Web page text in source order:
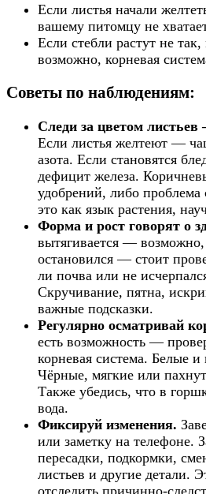
Если листья начали
вашему питомцу не
Если стебли растут не
возможно, корневая
Советы по наблюдениям:
Следи за цветом
Если листья желтеют —
азота. Если становятся
дефицит железа.
удобрений, либо
это как язык растения,
Форма и рост говорят о
вытягивается — возможно,
остановился — стоит
ли почва или не
Скручивание, пятна,
важные подсказки.
Регулярно осматривай
есть возможность —
корневая система. Белые
Чёрные, мягкие или
Также убедись, что в
вода.
Фиксируй изменения.
или заметку на телефоне.
пересадки, подкормки,
листьев и другие детали.
отследить причинно-